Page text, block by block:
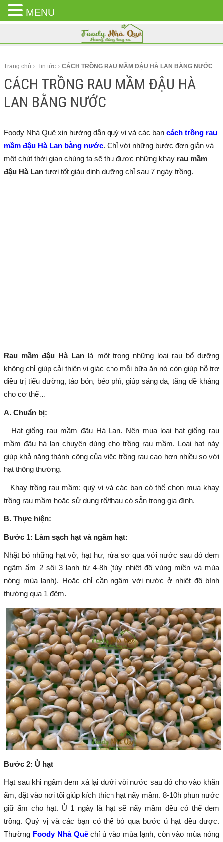
CLOSE
MENU
Trang chủ Tin tức CÁCH TRỒNG RAU MẦM ĐẬU HÀ LAN BẰNG NƯỚC
CÁCH TRỒNG RAU MẦM ĐẬU HÀ
LAN BẰNG NƯỚC
Foody Nhà Quê xin hướng dẫn quý vị và các bạn cách trồng rau
mầm đậu Hà Lan bằng nước. Chỉ với những bước đơn giản và
một chút thời gian chúng ta sẽ thu được những khay rau mầm
đậu Hà Lan tươi tốt giàu dinh dưỡng chỉ sau 7 ngày trồng.
Rau mầm đậu Hà Lan là một trong những loại rau bổ dưỡng
không chỉ giúp cải thiện vị giác cho mỗi bữa ăn nó còn giúp hỗ trợ
điều trị tiểu đường, táo bón, béo phì, giúp sáng da, tăng đề kháng
cho cơ thể…
A. Chuẩn bị:
– Hạt giống rau mầm đậu Hà Lan. Nên mua loại hạt giống rau
mầm đậu hà lan chuyên dùng cho trồng rau mầm. Loại hạt này
giúp khả năng thành công của việc trồng rau cao hơn nhiều so với
hạt thông thường.
– Khay trồng rau mầm: quý vị và các bạn có thể chọn mua khay
trồng rau mầm hoặc sử dụng rổ/thau có sẵn trong gia đình.
B. Thực hiện:
Bước 1: Làm sạch hạt và ngâm hạt:
Nhặt bỏ những hạt vỡ, hạt hư, rửa sơ qua với nước sau đó đem
ngâm ấm 2 sôi 3 lạnh từ 4-8h (tùy nhiệt độ vùng miền và mùa
nóng mùa lạnh). Hoặc chỉ cần ngâm với nước ở nhiệt độ bình
thường qua 1 đêm.
Bước 2: Ủ hạt
Hạt sau khi ngâm đem xả lại dưới vòi nước sau đó cho vào khăn
ẩm, đặt vào nơi tối giúp kích thích hạt nẩy mầm. 8-10h phun nước
giữ ẩm cho hạt. Ủ 1 ngày là hạt sẽ nẩy mầm đều có thể đem
trồng. Quý vị và các bạn có thể bỏ qua bước ủ hạt đều được.
Thường Foody Nhà Quêchỉ ủ vào mùa lạnh, còn vào mùa nóng
MENU